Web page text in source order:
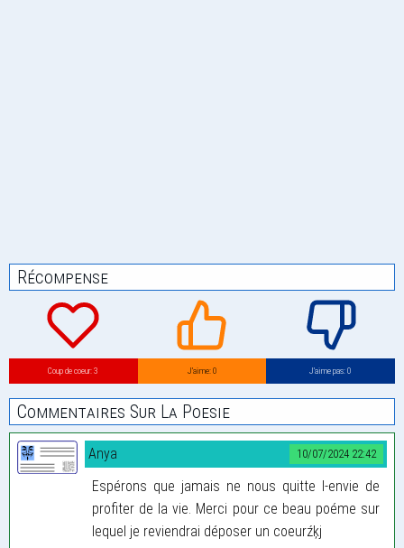
Récompense
Coup de coeur: 3 J’aime: 0 J’aime pas: 0
Commentaires Sur La Poesie
10/07/2024 22:42
Anya
Espérons que jamais ne nous quitte l-envie de
profiter de la vie. Merci pour ce beau poéme sur
lequel je reviendrai déposer un coeurźķj